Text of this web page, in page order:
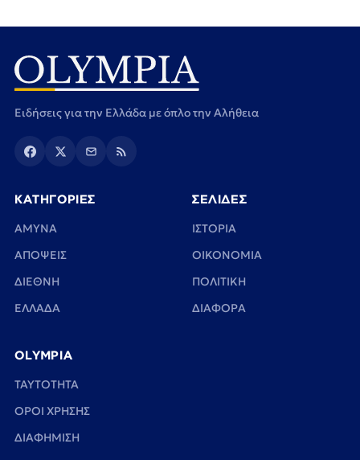
Ειδήσεις για την Ελλάδα με όπλο την Αλήθεια
ΚΑΤΗΓΟΡΙΕΣ
ΑΜΥΝΑ
ΑΠΟΨΕΙΣ
ΔΙΕΘΝΗ
ΕΛΛΑΔΑ
ΣΕΛΙΔΕΣ
ΙΣΤΟΡΙΑ
ΟΙΚΟΝΟΜΙΑ
ΠΟΛΙΤΙΚΗ
ΔΙΑΦΟΡΑ
OLYMPIA
TAYTOTHTA
ΟΡΟΙ ΧΡΗΣΗΣ
ΔΙΑΦΗΜΙΣΗ